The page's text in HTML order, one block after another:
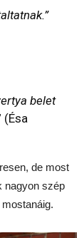
belet
(Ésa
de most
nagyon szép